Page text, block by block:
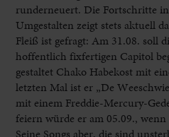
runderneuert. Die Fortschritte
Umgestalten zeigt stets aktuell
Fleiß ist gefragt: Am 31.08. soll
hoffentlich fixfertigen Capitol
gestaltet Chako Habekost mit
letzten Mal ist er „De
mit einem Freddie-Mercury-
feiern würde er am 05.09.,